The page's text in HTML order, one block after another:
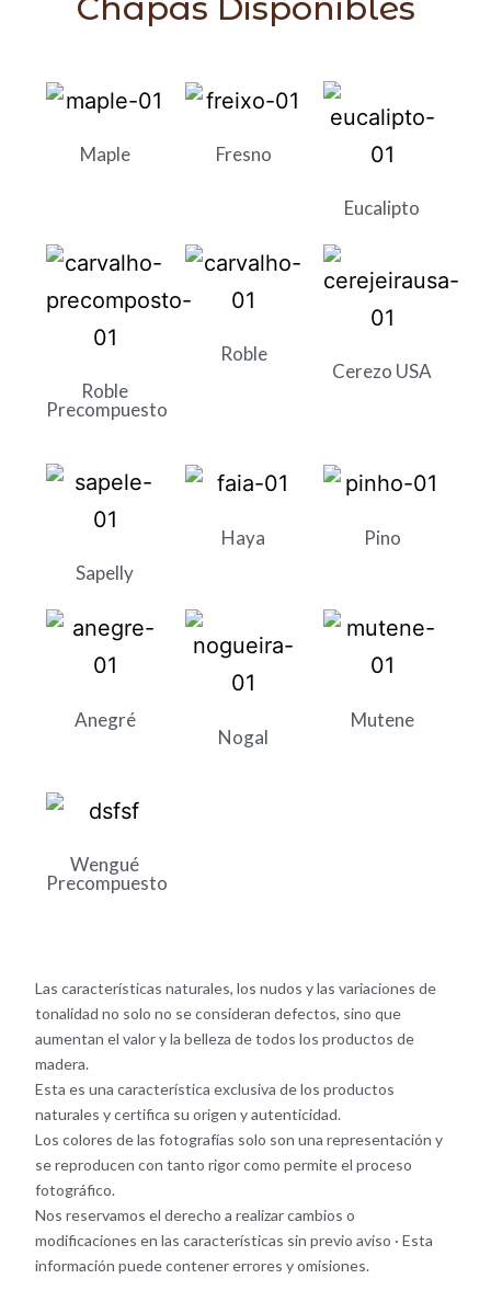
Maple Fresno
Eucalipto
Roble
Precompuesto
Roble
Cerezo USA
Sapelly
Haya Pino
Anegré
Nogal
Mutene
Wengué
Precompuesto
Las características naturales, los nudos y las variaciones de
tonalidad no solo no se consideran defectos, sino que
aumentan el valor y la belleza de todos los productos de
madera.
Esta es una característica exclusiva de los productos
naturales y certifica su origen y autenticidad.
Los colores de las fotografías solo son una representación y
se reproducen con tanto rigor como permite el proceso
fotográfico.
Nos reservamos el derecho a realizar cambios o
modificaciones en las características sin previo aviso · Esta
información puede contener errores y omisiones.